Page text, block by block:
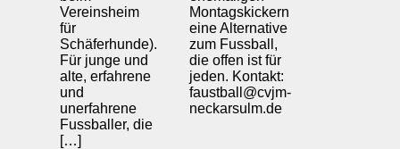
Vereinsheim
für
Schäferhunde).
Für junge und
alte, erfahrene
und
unerfahrene
Fussballer, die
[…]
Montagskickern
eine Alternative
zum Fussball,
die offen ist für
jeden. Kontakt:
faustball@cvjm-
neckarsulm.de